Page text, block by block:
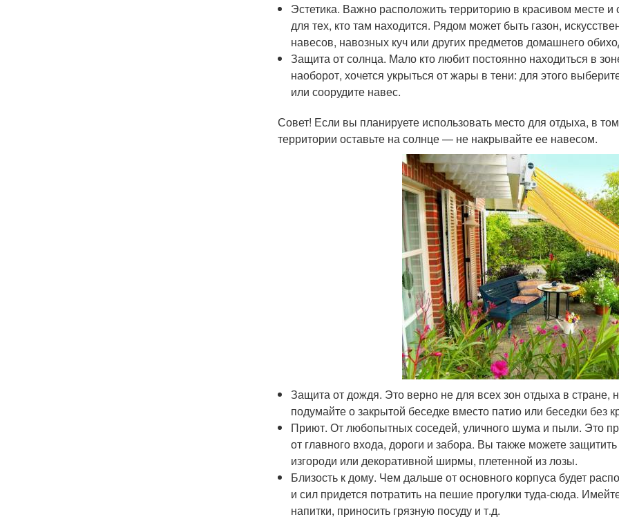
Эстетика. Важно расположить территорию в красивом месте
для тех, кто там находится. Рядом может быть газон,
навесов, навозных куч или других предметов домашнего
Защита от солнца. Мало кто любит постоянно находиться в
наоборот, хочется укрыться от жары в тени: для этого
или соорудите навес.
Совет! Если вы планируете использовать место для отдыха, в
территории оставьте на солнце — не накрывайте ее навесом.
Защита от дождя. Это верно не для всех зон отдыха в стране,
подумайте о закрытой беседке вместо патио или беседки без
Приют. От любопытных соседей, уличного шума и пыли. Это
от главного входа, дороги и забора. Вы также можете
изгороди или декоративной ширмы, плетенной из лозы.
Близость к дому. Чем дальше от основного корпуса будет
и сил придется потратить на пешие прогулки туда-сюда.
напитки, приносить грязную посуду и т.д.